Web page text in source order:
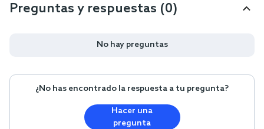
Preguntas y respuestas (0)
No hay preguntas
¿No has encontrado la respuesta a tu pregunta?
Hacer una
pregunta